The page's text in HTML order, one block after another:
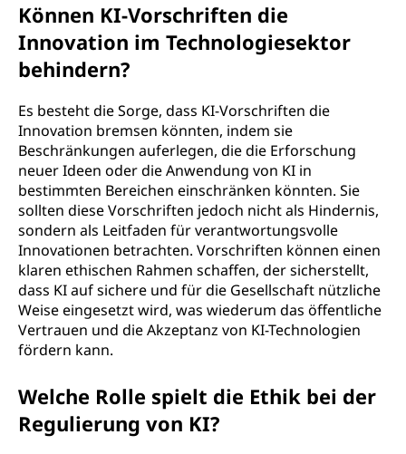
Können KI-Vorschriften die
Innovation im Technologiesektor
behindern?
Es besteht die Sorge, dass KI-Vorschriften die
Innovation bremsen könnten, indem sie
Beschränkungen auferlegen, die die Erforschung
neuer Ideen oder die Anwendung von KI in
bestimmten Bereichen einschränken könnten. Sie
sollten diese Vorschriften jedoch nicht als Hindernis,
sondern als Leitfaden für verantwortungsvolle
Innovationen betrachten. Vorschriften können einen
klaren ethischen Rahmen schaffen, der sicherstellt,
dass KI auf sichere und für die Gesellschaft nützliche
Weise eingesetzt wird, was wiederum das öffentliche
Vertrauen und die Akzeptanz von KI-Technologien
fördern kann.
Welche Rolle spielt die Ethik bei der
Regulierung von KI?